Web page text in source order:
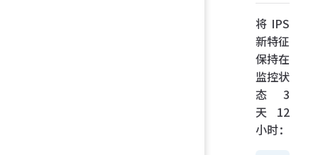
将 IPS
新特征
保持在
监控状
态 3
天 12
小时：